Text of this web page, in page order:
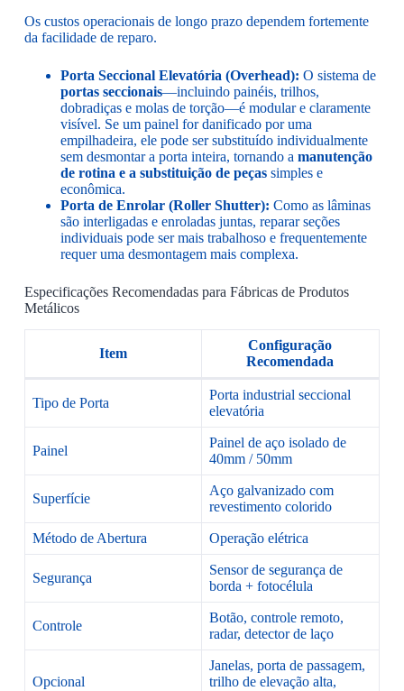
Os custos operacionais de longo prazo dependem fortemente
da facilidade de reparo.
Porta Seccional Elevatória (Overhead): O sistema de
portas seccionais—incluindo painéis, trilhos,
dobradiças e molas de torção—é modular e claramente
visível. Se um painel for danificado por uma
empilhadeira, ele pode ser substituído individualmente
sem desmontar a porta inteira, tornando a manutenção
de rotina e a substituição de peçassimples e
econômica.
Porta de Enrolar (Roller Shutter): Como as lâminas
são interligadas e enroladas juntas, reparar seções
individuais pode ser mais trabalhoso e frequentemente
requer uma desmontagem mais complexa.
Especificações Recomendadas para Fábricas de Produtos
Metálicos
Item
Configuração
Recomendada
Tipo de Porta
Porta industrial seccional
elevatória
Painel
Painel de aço isolado de
40mm / 50mm
Superfície
Aço galvanizado com
revestimento colorido
Método de Abertura Operação elétrica
Segurança
Sensor de segurança de
borda + fotocélula
Controle
Botão, controle remoto,
radar, detector de laço
Opcional
Janelas, porta de passagem,
trilho de elevação alta,